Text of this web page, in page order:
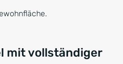
mit vollständiger